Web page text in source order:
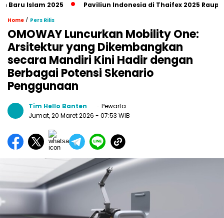
Islam 2025 Paviliun Indonesia di Thaifex 2025 Raup
Home / Pers Rilis
OMOWAY Luncurkan Mobility One:
Arsitektur yang Dikembangkan
secara Mandiri Kini Hadir dengan
Berbagai Potensi Skenario
Penggunaan
Tim Hello Banten
- Pewarta
Jumat, 20 Maret 2026 - 07:53 WIB